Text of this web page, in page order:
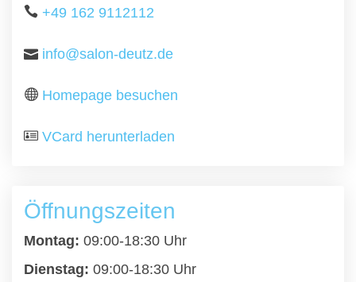
+49 162 9112112
info@salon-deutz.de
Homepage besuchen
VCard herunterladen
Öffnungszeiten
Montag: 09:00-18:30 Uhr
Dienstag: 09:00-18:30 Uhr